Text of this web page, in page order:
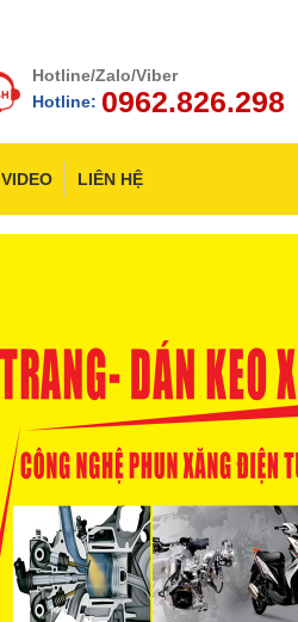
Hotline/Zalo/Viber
Hotline: 0962.826.298
VIDEO LIÊN HỆ